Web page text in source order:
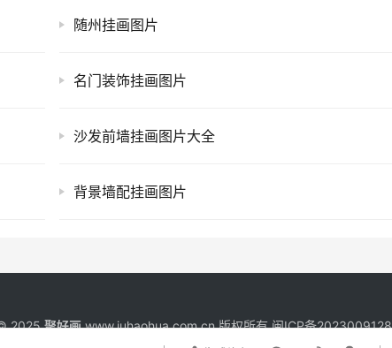
随州挂画图片
名门装饰挂画图片
沙发前墙挂画图片大全
背景墙配挂画图片
2025聚好画www.juhaohua.com.cn 版权所有闽ICP备